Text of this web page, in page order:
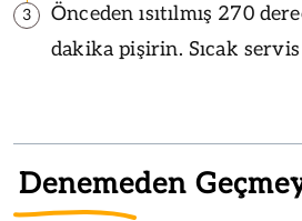
3
Önceden ısıtılmış 270
dakika pişirin. Sıcak servis
Denemeden